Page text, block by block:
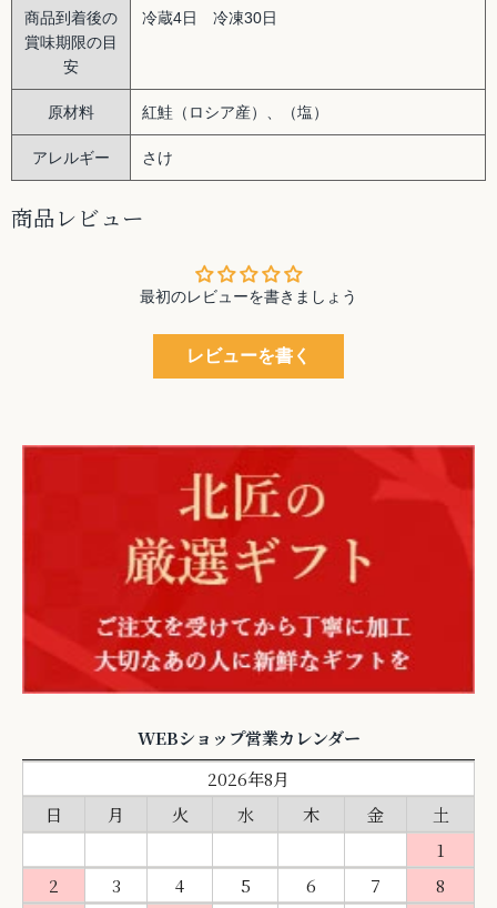
商品到着後の
賞味期限の目
安
冷蔵4日 冷凍30日
原材料 紅鮭（ロシア産）、（塩）
アレルギー さけ
商品レビュー
最初のレビューを書きましょう
レビューを書く
WEBショップ営業カレンダー
2026年8月
日
月 火 水 木 金
土
1
2
3 4 5 6 7
8